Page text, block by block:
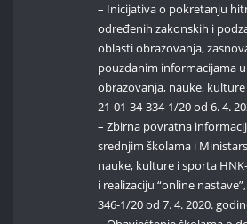
– Inicijativa o pokretanju
određenih zakonskih i
oblasti obrazovanja,
pouzdanim informacijama
obrazovanja, nauke,
21-01-34-334-1/20 od 6. 4.
– Zbirna povratna
srednjim školama i
nauke, kulture i sporta
i realizaciju “online
346-1/20 od 7. 4. 2020.